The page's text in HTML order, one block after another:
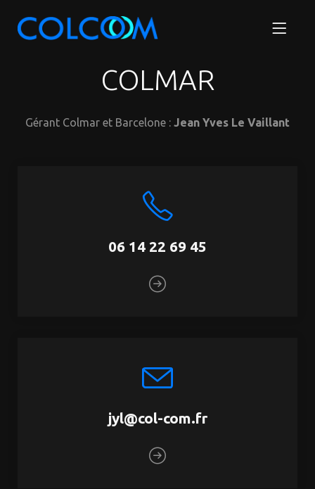
COLMAR
Gérant Colmar et Barcelone : Jean Yves Le Vaillant
06 14 22 69 45
jyl@col-com.fr